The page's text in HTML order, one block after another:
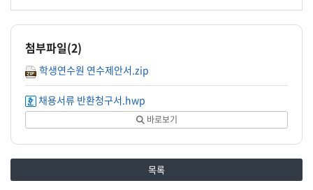
국가보훈대상자, 장애
개인정보수집 및 이용
6. 근무조건
1) 근무장소 : 한국천문연구원 대전 본원
2) 최초계약 : 2년 이내(이후 심의를 통해 1년 단위 이내로 연장 가능)
3) 근무조건 : 재학 중인 겨웅 주3일 이내, 수료 시 주4일 이내
4) 근무기간 및 급여수준 : 연구원 내부규정에 따름
지원서 항목 및 자기소개서 작성 시 직무수행과 무관한 개인정보(용모
- 단, 한국천문연구원은 과학기술정보통신부 소관 연구개발목적기관
지원서 기재 착오, 누락 등으로 인한 불이익은 본인 책임이며, 주요 기
임의양식 활용 및 제출서류 미비 시 불합격 처리하며, 결격사유 조회 또
응시자는 1개 분야에만 지원할 수 있으며, 중복·교차 지원이 확인될 경
전형결과 적격자가 없을 경우 채용하지 않을 수 있음
(1) 채용 불합격자에 한하여 청구 가능하며 상기 반환 청구기간이 경과
(2) 단, 홈페이지 또는 전자우편으로 제출된 경우나 구직자가 구인자의
(3) 반환 청구기간내 채용서류 반환 희망 시, 첨부의 「반환청구서」
첨부파일(2)
학생연수원 연수제안서.zip
채용서류 반환청구서.hwp
바로보기
목록